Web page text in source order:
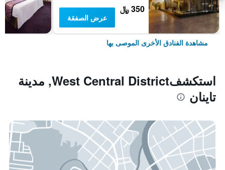
350 ﷼
عرض الصفقة
مشاهدة الفنادق الأخرى الموصى بها
استكشفWest Central District, مدينة
تاينان